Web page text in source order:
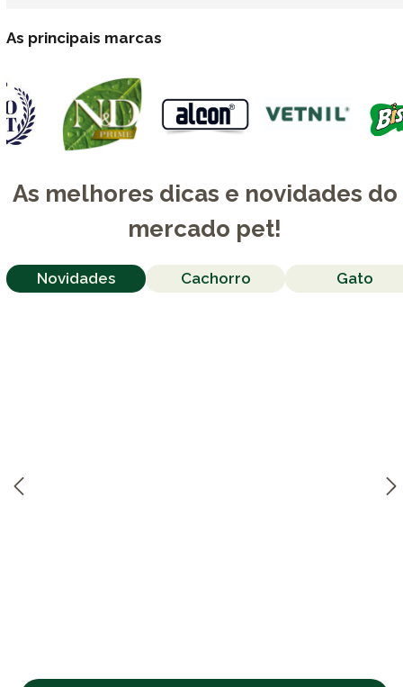
As principais marcas
As melhores dicas e novidades do
mercado pet!
Novidades Cachorro Gato